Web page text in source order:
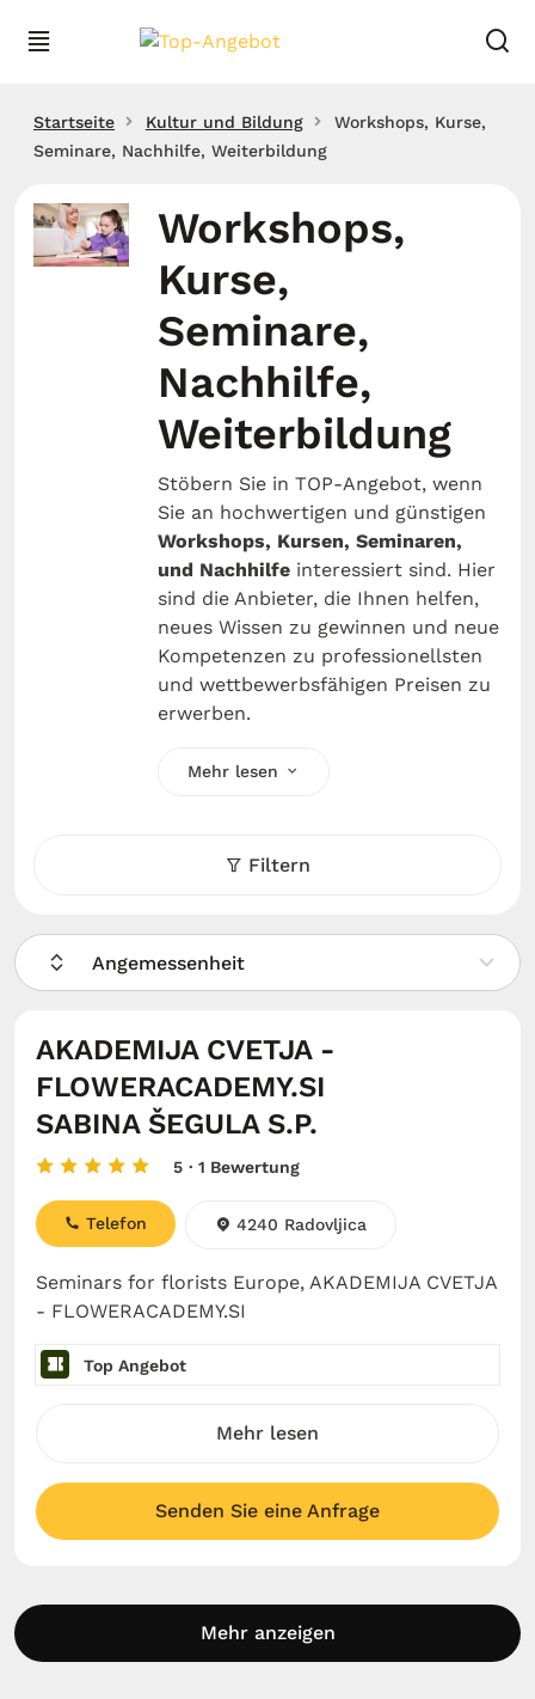
Startseite Kultur und Bildung
Workshops, Kurse,
Seminare, Nachhilfe, Weiterbildung
Workshops,
Kurse,
Seminare,
Nachhilfe,
Weiterbildung
Stöbern Sie in TOP-Angebot, wenn
Sie an hochwertigen und günstigen
Workshops, Kursen, Seminaren,
und Nachhilfe interessiert sind. Hier
sind die Anbieter, die Ihnen helfen,
neues Wissen zu gewinnen und neue
Kompetenzen zu professionellsten
und wettbewerbsfähigen Preisen zu
erwerben.
Mehr lesen
Filtern
Angemessenheit
AKADEMIJA CVETJA -
FLOWERACADEMY.SI
SABINA ŠEGULA S.P.
5 · 1 Bewertung
Seminars for florists Europe, AKADEMIJA CVETJA
- FLOWERACADEMY.SI
Telefon 4240 Radovljica
Top Angebot
Mehr lesen
Senden Sie eine Anfrage
Mehr anzeigen